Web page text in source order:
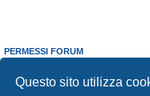
Questo sito utilizza
PERMESSI FORUM
Non puoirispondere negli argomenti
Non puoimodificare i tuoi messaggi